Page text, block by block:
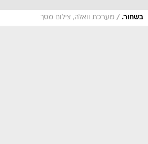
בשחור. / מערכת וואלה, צילום מסך